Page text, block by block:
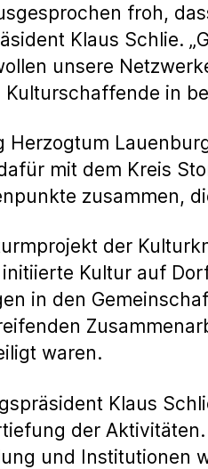
froh,
Klaus Schlie.
unsere
Kulturschaffende in
Herzogtum
mit dem Kreis
zusammen,
der
Kultur auf
in den
waren.
Klaus
der
und Institutionen